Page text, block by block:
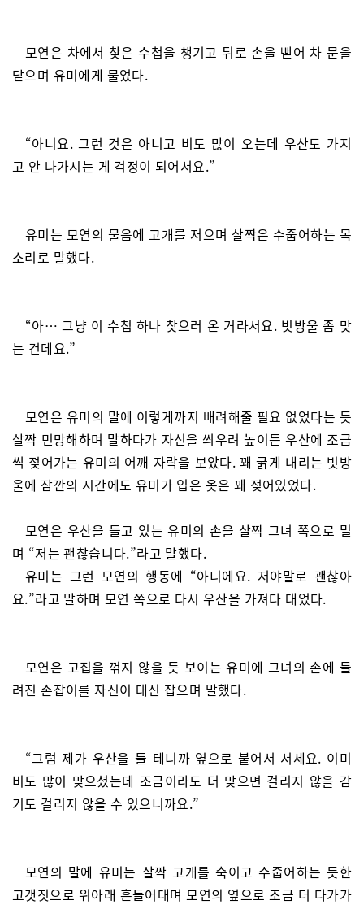
모연은 차에서 찾은 수첩을 챙기고 뒤로 손을 뻗어 차 문을
닫으며 유미에게 물었다.
“아니요. 그런 것은 아니고 비도 많이 오는데 우산도 가지
고 안 나가시는 게 걱정이 되어서요.”
유미는 모연의 물음에 고개를 저으며 살짝은 수줍어하는 목
소리로 말했다.
“아… 그냥 이 수첩 하나 찾으러 온 거라서요. 빗방울 좀 맞
는 건데요.”
모연은 유미의 말에 이렇게까지 배려해줄 필요 없었다는 듯
살짝 민망해하며 말하다가 자신을 씌우려 높이든 우산에 조금
씩 젖어가는 유미의 어깨 자락을 보았다. 꽤 굵게 내리는 빗방
울에 잠깐의 시간에도 유미가 입은 옷은 꽤 젖어있었다.
모연은 우산을 들고 있는 유미의 손을 살짝 그녀 쪽으로 밀
며 “저는 괜찮습니다.”라고 말했다.
유미는 그런 모연의 행동에 “아니에요. 저야말로 괜찮아
요.”라고 말하며 모연 쪽으로 다시 우산을 가져다 대었다.
모연은 고집을 꺾지 않을 듯 보이는 유미에 그녀의 손에 들
려진 손잡이를 자신이 대신 잡으며 말했다.
“그럼 제가 우산을 들 테니까 옆으로 붙어서 서세요. 이미
비도 많이 맞으셨는데 조금이라도 더 맞으면 걸리지 않을 감
기도 걸리지 않을 수 있으니까요.”
모연의 말에 유미는 살짝 고개를 숙이고 수줍어하는 듯한
고갯짓으로 위아래 흔들어대며 모연의 옆으로 조금 더 다가가